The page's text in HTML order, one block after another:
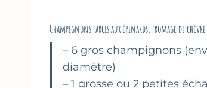
Champignons farcis aux épinards, fromage de
– 6 gros champignons
diamètre)
– 1 grosse ou 2 petites